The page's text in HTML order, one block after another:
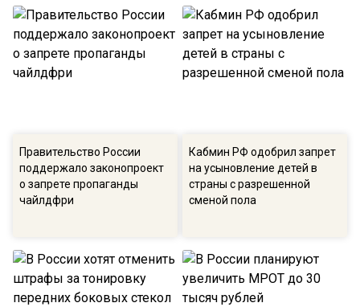
Правительство России
поддержало законопроект
о запрете пропаганды
чайлдфри
Кабмин РФ одобрил запрет
на усыновление детей в
страны с разрешенной
сменой пола